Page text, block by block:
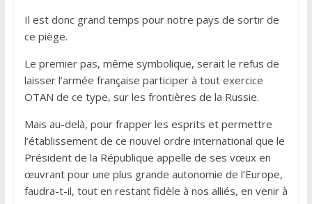
Il est donc grand temps pour notre pays de sortir de
ce piège.
Le premier pas, même symbolique, serait le refus de
laisser l’armée française participer à tout exercice
OTAN de ce type, sur les frontières de la Russie.
Mais au-delà, pour frapper les esprits et permettre
l’établissement de ce nouvel ordre international que le
Président de la République appelle de ses vœux en
œuvrant pour une plus grande autonomie de l’Europe,
faudra-t-il, tout en restant fidèle à nos alliés, en venir à